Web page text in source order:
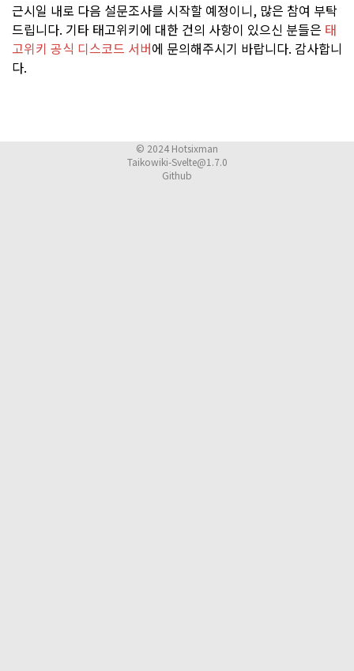
근시일 내로 다음 설문조사를 시작할 예정이니, 많은 참여 부탁
드립니다. 기타 태고위키에 대한 건의 사항이 있으신 분들은 태
고위키 공식 디스코드 서버에 문의해주시기 바랍니다. 감사합니
다.
© 2024 Hotsixman
Taikowiki-Svelte@1.7.0
Github